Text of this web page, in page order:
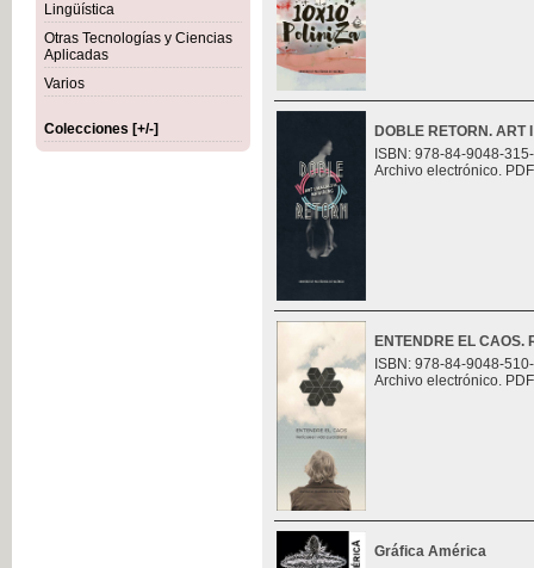
Lingüística
Otras Tecnologías y Ciencias
Aplicadas
Varios
Colecciones [+/-]
DOBLE RETORN. ART
ISBN: 978-84-9048-
Archivo electrónico.
ENTENDRE EL
ISBN: 978-84-9048-
Archivo electrónico.
Gráfica América